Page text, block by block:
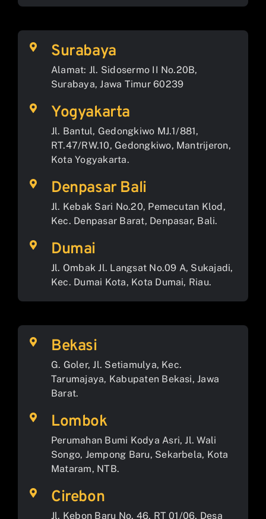
Surabaya
Alamat: Jl. Sidosermo II No.20B,
Surabaya, Jawa Timur 60239
Yogyakarta
Jl. Bantul, Gedongkiwo MJ.1/881,
RT.47/RW.10, Gedongkiwo, Mantrijeron,
Kota Yogyakarta.
Denpasar Bali
Jl. Kebak Sari No.20, Pemecutan Klod,
Kec. Denpasar Barat, Denpasar, Bali.
Dumai
Jl. Ombak Jl. Langsat No.09 A, Sukajadi,
Kec. Dumai Kota, Kota Dumai, Riau.
Bekasi
G. Goler, Jl. Setiamulya, Kec.
Tarumajaya, Kabupaten Bekasi, Jawa
Barat.
Lombok
Perumahan Bumi Kodya Asri, Jl. Wali
Songo, Jempong Baru, Sekarbela, Kota
Mataram, NTB.
Cirebon
Jl. Kebon Baru No. 46, RT 01/06, Desa